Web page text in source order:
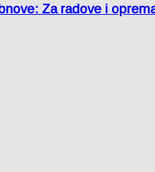
Za radove i